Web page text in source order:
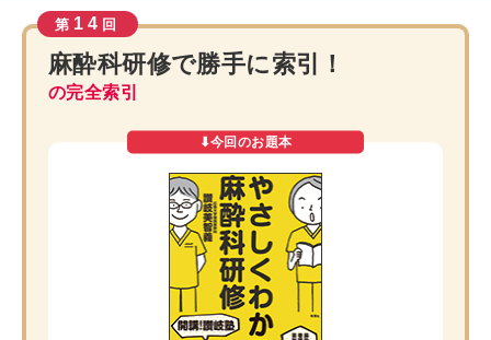
第 14 回
麻酔科研修で勝手に索引！
の完全索引